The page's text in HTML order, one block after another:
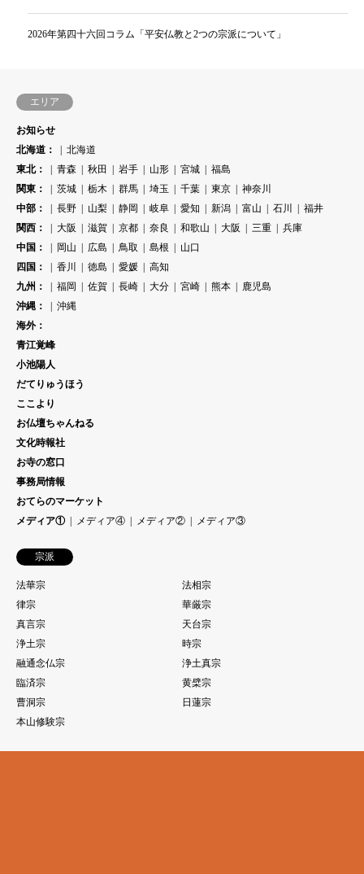
2026年第四十六回コラム「平安仏教と2つの宗派について」
エリア
お知らせ
北海道：
北海道
東北：
青森 秋田 岩手 山形 宮城
福島
関東：
茨城 栃木 群馬 埼玉 千葉 東京
神奈川
中部：
長野 山梨 静岡 岐阜 愛知 新潟 富山 石川
福井
関西：
大阪 滋賀 京都 奈良 和歌山 大阪 三重
兵庫
中国：
岡山 広島 鳥取 島根
山口
四国：
香川 徳島 愛媛
高知
九州：
福岡 佐賀 長崎 大分 宮崎 熊本
鹿児島
沖縄：
沖縄
海外：
青江覚峰
小池陽人
だてりゅうほう
ここより
お仏壇ちゃんねる
文化時報社
お寺の窓口
事務局情報
おてらのマーケット
メディア①
メディア④ メディア② メディア③
宗派
法華宗
法相宗
律宗
華厳宗
真言宗
天台宗
浄土宗
時宗
融通念仏宗
浄土真宗
臨済宗
黄檗宗
曹洞宗
日蓮宗
本山修験宗